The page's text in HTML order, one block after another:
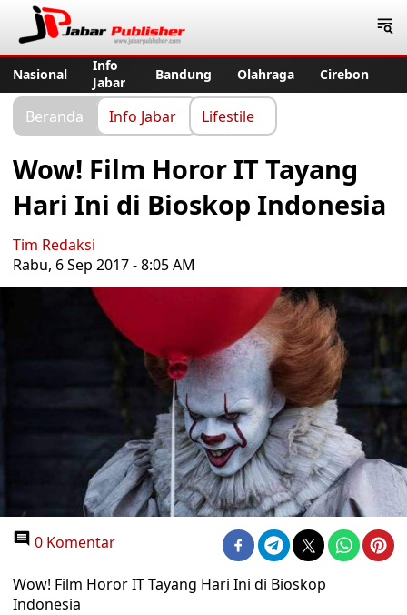
Nasional
Info
Jabar
Bandung Olahraga Cirebon
Beranda Info Jabar Lifestile
Wow! Film Horor IT Tayang
Hari Ini di Bioskop Indonesia
Tim Redaksi
Rabu, 6 Sep 2017 - 8:05 AM
0 Komentar
Wow! Film Horor IT Tayang Hari Ini di Bioskop
Indonesia